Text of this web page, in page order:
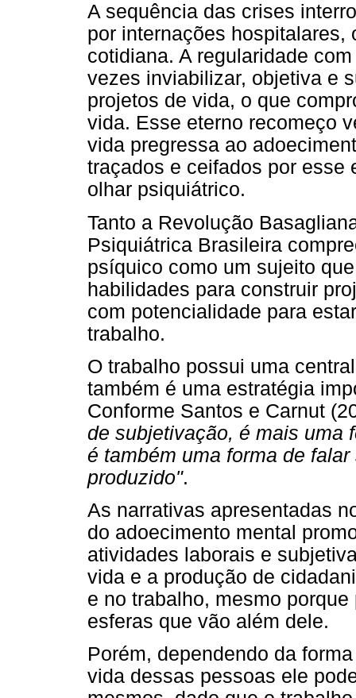
A sequência das crises
por internações hospitalares,
cotidiana. A regularidade
vezes inviabilizar, objetiva e
projetos de vida, o que
vida. Esse eterno recomeço
vida pregressa ao
traçados e ceifados por esse
olhar psiquiátrico.
Tanto a Revolução
Psiquiátrica Brasileira
psíquico como um sujeito
habilidades para construir
com potencialidade para
trabalho.
O trabalho possui uma
também é uma estratégia
Conforme Santos e Carnut
de subjetivação, é mais uma
é também uma forma de
produzido".
As narrativas apresentadas
do adoecimento mental
atividades laborais e
vida e a produção de
e no trabalho, mesmo
esferas que vão além dele.
Porém, dependendo da
vida dessas pessoas ele